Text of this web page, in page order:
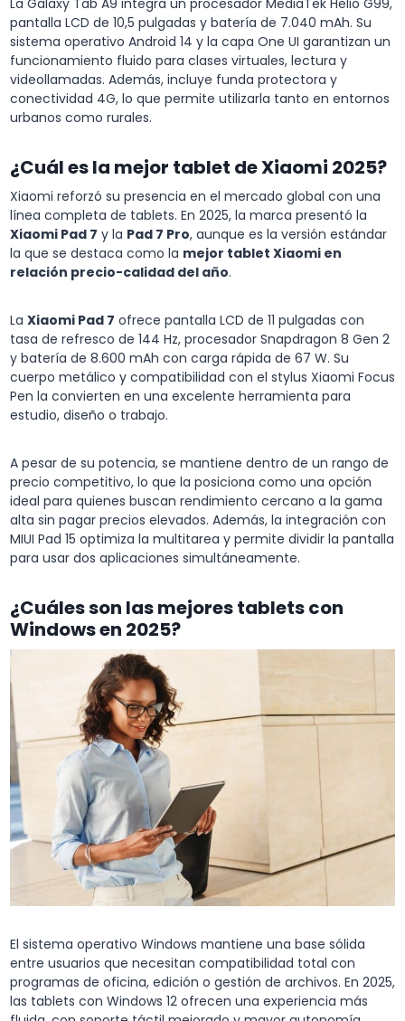
pantalla LCD de 10,5 pulgadas y batería de 7.040 mAh. Su
sistema operativo Android 14 y la capa One UI garantizan un
funcionamiento fluido para clases virtuales, lectura y
videollamadas. Además, incluye funda protectora y
conectividad 4G, lo que permite utilizarla tanto en entornos
urbanos como rurales.
¿Cuál es la mejor tablet de Xiaomi 2025?
Xiaomi reforzó su presencia en el mercado global con una
línea completa de tablets. En 2025, la marca presentó la
Xiaomi Pad 7 y la Pad 7 Pro, aunque es la versión estándar
la que se destaca como la mejor tablet Xiaomi en
relación precio-calidad del año.
La Xiaomi Pad 7 ofrece pantalla LCD de 11 pulgadas con
tasa de refresco de 144 Hz, procesador Snapdragon 8 Gen 2
y batería de 8.600 mAh con carga rápida de 67 W. Su
cuerpo metálico y compatibilidad con el stylus Xiaomi Focus
Pen la convierten en una excelente herramienta para
estudio, diseño o trabajo.
A pesar de su potencia, se mantiene dentro de un rango de
precio competitivo, lo que la posiciona como una opción
ideal para quienes buscan rendimiento cercano a la gama
alta sin pagar precios elevados. Además, la integración con
MIUI Pad 15 optimiza la multitarea y permite dividir la pantalla
para usar dos aplicaciones simultáneamente.
¿Cuáles son las mejores tablets con
Windows en 2025?
El sistema operativo Windows mantiene una base sólida
entre usuarios que necesitan compatibilidad total con
programas de oficina, edición o gestión de archivos. En 2025,
las tablets con Windows 12 ofrecen una experiencia más